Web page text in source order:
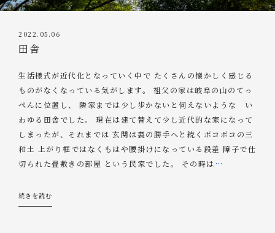
2022.05.06
田舎
生活様式が近代化となっていく中で たくさんの懐かしく感じる
ものがなくなっている気がします。 祖父の家は岐阜の山のてっ
ぺんに位置し、 隣家までは少し歩かないと伺えないような い
わゆる田舎でした。 現在は建て替えて少し近代的な家になって
しまったが、それまでは 玄関は裏の勝手へと続くボコボコの三
和土 上がり框ではなくもはや腰掛けになっている段差 障子で仕
切られた畳敷きの部屋 という民家でした。 その時は…
続きを読む